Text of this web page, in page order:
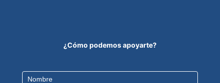
¿Cómo podemos apoyarte?
Contact